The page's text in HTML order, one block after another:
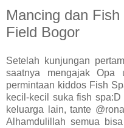
Mancing dan
Field Bogor
Setelah kunjungan
saatnya mengajak Opa
permintaan kiddos Fish
kecil-kecil suka fish
keluarga lain, tante
Alhamdulillah semua